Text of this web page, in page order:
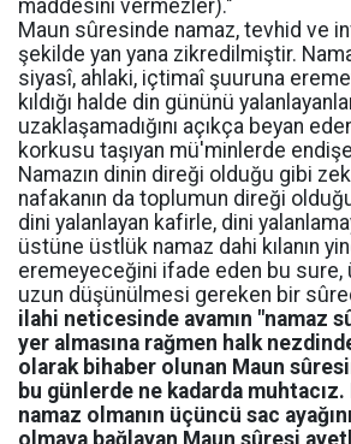
maddesini vermezler)."
Maun sûresinde namaz, tevhid ve
şekilde yan yana zikredilmiştir.
siyasî, ahlaki, içtimaî şuuruna
kıldığı halde din gününü
uzaklaşamadığını açıkça beyan
korkusu taşıyan mü'minlerde
Namazın dinin direği olduğu gibi
nafakanın da toplumun direği
dini yalanlayan kafirle, dini
üstüne üstlük namaz dahi kılanın
eremeyeceğini ifade eden bu sure,
uzun düşünülmesi gereken bir
ilahi neticesinde avamın "namaz
yer almasına rağmen halk
olarak bihaber olunan Maun
bu günlerde ne kadarda
namaz olmanın üçüncü sac
olmaya bağlayan Maun sûresi